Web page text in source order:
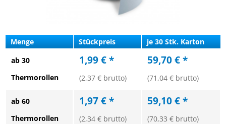
Menge Stückpreis
je 30 Stk. Karton
ab 30
Thermorollen
1,99 € *
(2,37 € brutto)
59,70 € *
(71,04 € brutto)
ab 60
Thermorollen
1,97 € *
(2,34 € brutto)
59,10 € *
(70,33 € brutto)